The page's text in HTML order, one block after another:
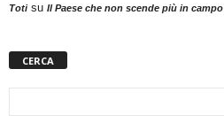
Totisu Il Paese che non scende più in campo
CERCA